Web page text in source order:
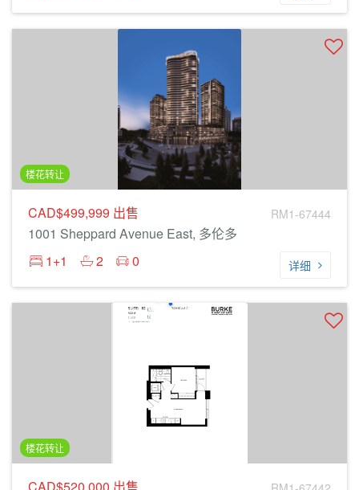
楼花转让
CAD$499,999 出售 RM1-67444
1001 Sheppard Avenue East, 多伦多
1+1
2 0 详细
楼花转让